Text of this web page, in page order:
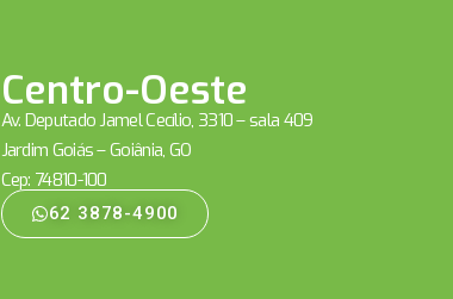
Centro-Oeste
Av. Deputado Jamel Cecílio, 3310 – sala 409
Jardim Goiás – Goiânia, GO
Cep: 74810-100
62 3878-4900